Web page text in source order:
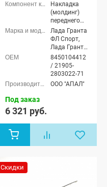
Накладка
(молдинг)
переднего
бампера
Лада Гранта
ФЛ Спорт,
Лада Гранта
ФЛ Драйв
Актив седан
8450104412
/ 21905-
2803022-71
ООО "АПАЛ"
Под заказ
6 321 руб.
Скидки